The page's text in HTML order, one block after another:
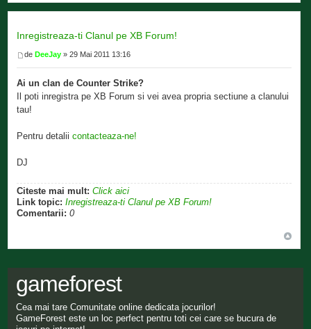
Inregistreaza-ti Clanul pe XB Forum!
de DeeJay » 29 Mai 2011 13:16
Ai un clan de Counter Strike?
Il poti inregistra pe XB Forum si vei avea propria sectiune a clanului
tau!
Pentru detaliicontacteaza-ne!
DJ
Citeste mai mult: Click aici
Link topic: Inregistreaza-ti Clanul pe XB Forum!
Comentarii: 0
gameforest
Cea mai tare Comunitate online dedicata jocurilor!
GameForest este un loc perfect pentru toti cei care se bucura de